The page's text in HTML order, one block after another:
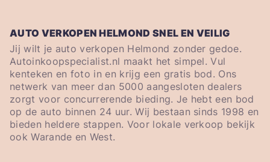
AUTO VERKOPEN HELMOND SNEL EN VEILIG
Jij wilt je auto verkopen Helmond zonder gedoe.
Autoinkoopspecialist.nl maakt het simpel. Vul
kenteken en foto in en krijg een gratis bod. Ons
netwerk van meer dan 5000 aangesloten dealers
zorgt voor concurrerende bieding. Je hebt een bod
op de auto binnen 24 uur. Wij bestaan sinds 1998 en
bieden heldere stappen. Voor lokale verkoop bekijk
ook Warande en West.